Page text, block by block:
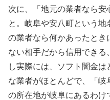
次に、「地元の業者なら安
と。岐阜や安八町という地
の業者なら何かあったと
ない相手だから信用でき
し実際には、ソフト闇金
な業者がほとんどで、「
の所在地が岐阜にあるわけ